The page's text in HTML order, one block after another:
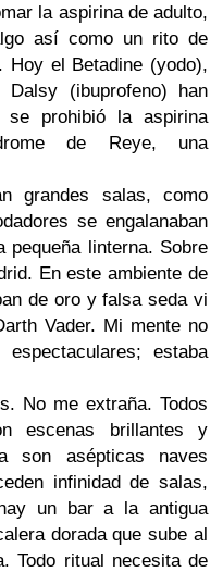
la aspirina de adulto,
así como un rito de
Hoy el Betadine (yodo),
(ibuprofeno) han
prohibió la aspirina
de Reye, una
grandes salas, como
se engalanaban
linterna. Sobre
En este ambiente de
de oro y falsa seda vi
Vader. Mi mente no
estaba
No me extraña. Todos
escenas brillantes y
son asépticas naves
infinidad de salas,
un bar a la antigua
dorada que sube al
Todo ritual necesita de